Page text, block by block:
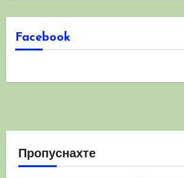
Facebook
Пропуснахте